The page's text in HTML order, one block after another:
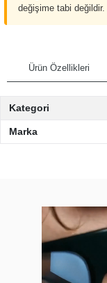
değişime tabi değildir.
Ürün Özellikleri
Kategori
Marka